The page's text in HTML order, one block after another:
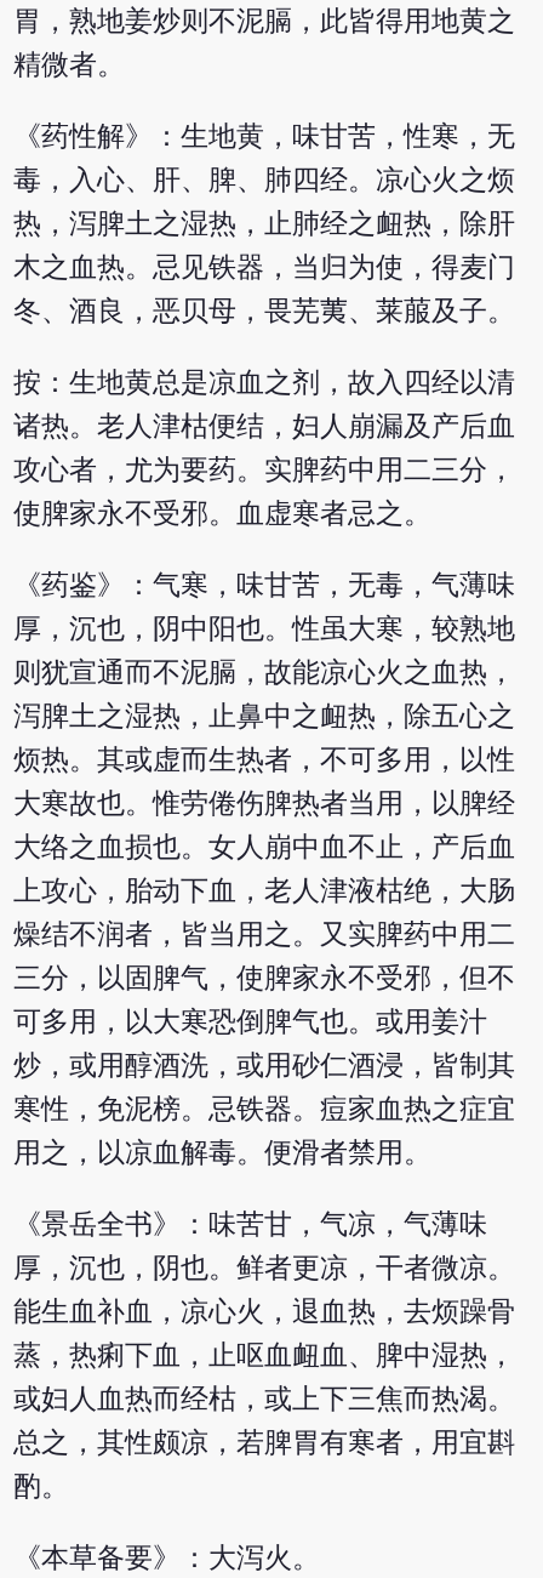
胃，熟地姜炒则不泥膈，此皆得用地黄之
精微者。
《药性解》：生地黄，味甘苦，性寒，无
毒，入心、肝、脾、肺四经。凉心火之烦
热，泻脾土之湿热，止肺经之衄热，除肝
木之血热。忌见铁器，当归为使，得麦门
冬、酒良，恶贝母，畏芜荑、莱菔及子。
按：生地黄总是凉血之剂，故入四经以清
诸热。老人津枯便结，妇人崩漏及产后血
攻心者，尤为要药。实脾药中用二三分，
使脾家永不受邪。血虚寒者忌之。
《药鉴》：气寒，味甘苦，无毒，气薄味
厚，沉也，阴中阳也。性虽大寒，较熟地
则犹宣通而不泥膈，故能凉心火之血热，
泻脾土之湿热，止鼻中之衄热，除五心之
烦热。其或虚而生热者，不可多用，以性
大寒故也。惟劳倦伤脾热者当用，以脾经
大络之血损也。女人崩中血不止，产后血
上攻心，胎动下血，老人津液枯绝，大肠
燥结不润者，皆当用之。又实脾药中用二
三分，以固脾气，使脾家永不受邪，但不
可多用，以大寒恐倒脾气也。或用姜汁
炒，或用醇酒洗，或用砂仁酒浸，皆制其
寒性，免泥榜。忌铁器。痘家血热之症宜
用之，以凉血解毒。便滑者禁用。
《景岳全书》：味苦甘，气凉，气薄味
厚，沉也，阴也。鲜者更凉，干者微凉。
能生血补血，凉心火，退血热，去烦躁骨
蒸，热痢下血，止呕血衄血、脾中湿热，
或妇人血热而经枯，或上下三焦而热渴。
总之，其性颇凉，若脾胃有寒者，用宜斟
酌。
《本草备要》：大泻火。